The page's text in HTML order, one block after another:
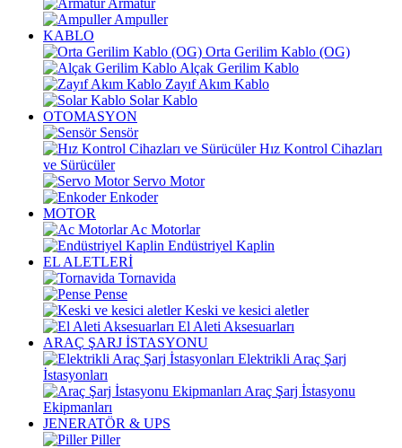
Armatür
Ampuller
KABLO
Orta Gerilim Kablo (OG)
Alçak Gerilim Kablo
Zayıf Akım Kablo
Solar Kablo
OTOMASYON
Sensör
Hız Kontrol Cihazları
ve Sürücüler
Servo Motor
Enkoder
MOTOR
Ac Motorlar
Endüstriyel Kaplin
EL ALETLERİ
Tornavida
Pense
Keski ve kesici aletler
El Aleti Aksesuarları
ARAÇ ŞARJ İSTASYONU
Elektrikli Araç Şarj
İstasyonları
Araç Şarj İstasyonu
Ekipmanları
JENERATÖR & UPS
Piller